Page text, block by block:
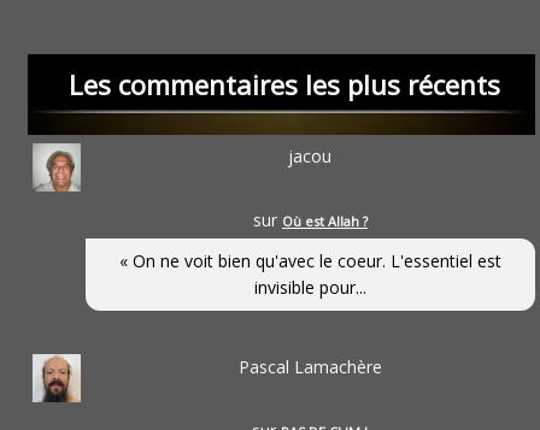
Les commentaires les plus récents
jacou
sur Où est Allah ?
« On ne voit bien qu'avec le coeur. L'essentiel est
invisible pour...
Pascal Lamachère